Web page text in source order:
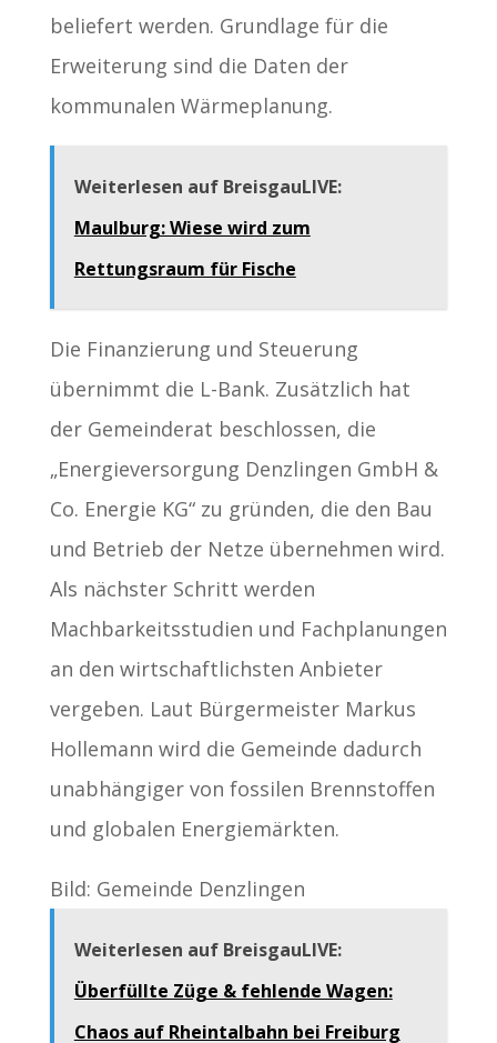
beliefert werden. Grundlage für die
Erweiterung sind die Daten der
kommunalen Wärmeplanung.
Weiterlesen auf BreisgauLIVE:
Maulburg: Wiese wird zum
Rettungsraum für Fische
Die Finanzierung und Steuerung
übernimmt die L-Bank. Zusätzlich hat
der Gemeinderat beschlossen, die
„Energieversorgung Denzlingen GmbH &
Co. Energie KG“ zu gründen, die den Bau
und Betrieb der Netze übernehmen wird.
Als nächster Schritt werden
Machbarkeitsstudien und Fachplanungen
an den wirtschaftlichsten Anbieter
vergeben. Laut Bürgermeister Markus
Hollemann wird die Gemeinde dadurch
unabhängiger von fossilen Brennstoffen
und globalen Energiemärkten.
Bild: Gemeinde Denzlingen
Weiterlesen auf BreisgauLIVE:
Überfüllte Züge & fehlende Wagen:
Chaos auf Rheintalbahn bei Freiburg